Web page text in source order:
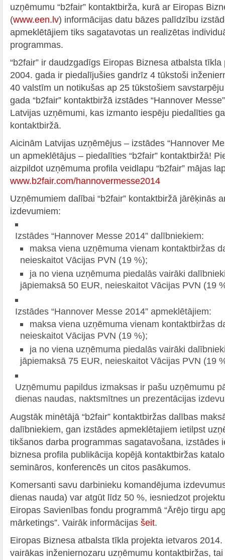
uzņēmumu “b2fair” kontaktbirža, kurā ar Eiropas
(www.een.lv) informācijas datu bāzes palīdzību
apmeklētājiem tiks sagatavotas un realizētas
programmas.
“b2fair” ir daudzgadīgs Eiropas Biznesa atbalsta
2004. gada ir piedalījušies gandrīz 4 tūkstoši
40 valstīm un notikušas ap 25 tūkstošiem
gada “b2fair” kontaktbiržā izstādes “Hannover
Latvijas uzņēmumi, kas izmanto iespēju piedalīties
kontaktbiržā.
Aicinām Latvijas uzņēmējus – izstādes “Hannover
un apmeklētājus – piedalīties “b2fair” kontaktbiržā!
aizpildot uzņēmuma profila veidlapu “b2fair” mājas
www.b2fair.com/hannovermesse2014
Uzņēmumiem dalībai “b2fair” kontaktbiržā jārēķinās
izdevumiem:
Izstādes “Hannover Messe 2014” dalībniekiem:
maksa viena uzņēmuma vienam kontaktbiržas
neieskaitot Vācijas PVN (19 %);
ja no viena uzņēmuma piedalās vairāki
jāpiemaksā 50 EUR, neieskaitot Vācijas PVN (19
Izstādes “Hannover Messe 2014” apmeklētājiem:
maksa viena uzņēmuma vienam kontaktbiržas
neieskaitot Vācijas PVN (19 %);
ja no viena uzņēmuma piedalās vairāki
jāpiemaksā 75 EUR, neieskaitot Vācijas PVN (19
Uzņēmumu papildus izmaksas ir pašu uzņēmumu
dienas naudas, naktsmītnes un prezentācijas
Augstāk minētājā “b2fair” kontaktbiržas dalības
dalībniekiem, gan izstādes apmeklētajiem ietilpst
tikšanos darba programmas sagatavošana, izstādes
biznesa profila publikācija kopējā kontaktbiržas
semināros, konferencēs un citos pasākumos.
Komersanti savu darbinieku komandējuma
dienas nauda) var atgūt līdz 50 %, iesniedzot
Eiropas Savienības fondu programmā “Ārējo tirgu
mārketings”. Vairāk informācijas šeit.
Eiropas Biznesa atbalsta tīkla projekta ietvaros
vairākas inženiernozaru uzņēmumu kontaktbiržas,